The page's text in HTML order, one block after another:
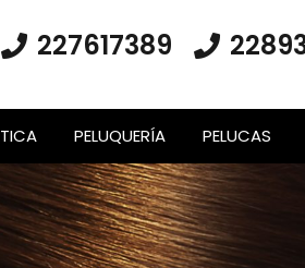
227617389
PELUQUERÍA PELUCAS